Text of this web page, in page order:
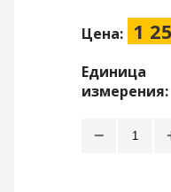
Цена: 1
Единица
измерения:
−